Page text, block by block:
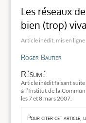
Les réseaux
bien (trop)
Roger Bautier
Résumé
Article inédit faisant
à l’Institut de la
les 7 et 8 mars 2007.
Pour citer cet article,